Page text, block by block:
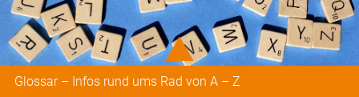
Glossar – Infos rund ums Rad von A – Z